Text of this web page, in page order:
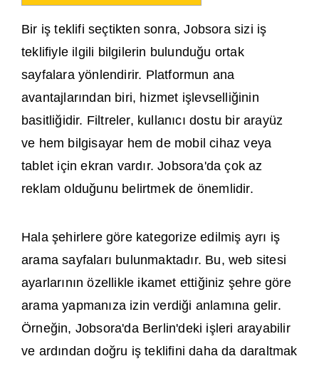
Bir iş teklifi seçtikten sonra, Jobsora sizi iş
teklifiyle ilgili bilgilerin bulunduğu ortak
sayfalara yönlendirir. Platformun ana
avantajlarından biri, hizmet işlevselliğinin
basitliğidir. Filtreler, kullanıcı dostu bir arayüz
ve hem bilgisayar hem de mobil cihaz veya
tablet için ekran vardır. Jobsora'da çok az
reklam olduğunu belirtmek de önemlidir.
Hala şehirlere göre kategorize edilmiş ayrı iş
arama sayfaları bulunmaktadır. Bu, web sitesi
ayarlarının özellikle ikamet ettiğiniz şehre göre
arama yapmanıza izin verdiği anlamına gelir.
Örneğin, Jobsora'da Berlin'deki işleri arayabilir
ve ardından doğru iş teklifini daha da daraltmak